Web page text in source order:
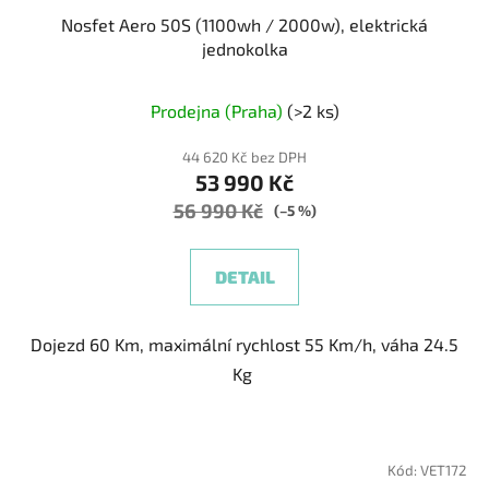
Nosfet Aero 50S (1100wh / 2000w), elektrická
jednokolka
hodnocení
produktu
je
5,0
5
Prodejna (Praha) (>2 ks)
44 620 Kč bez DPH
53 990 Kč
56 990 Kč (–5 %)
DETAIL
Dojezd 60 Km, maximální rychlost 55 Km/h, váha 24.5
Kg
Kód: VET172